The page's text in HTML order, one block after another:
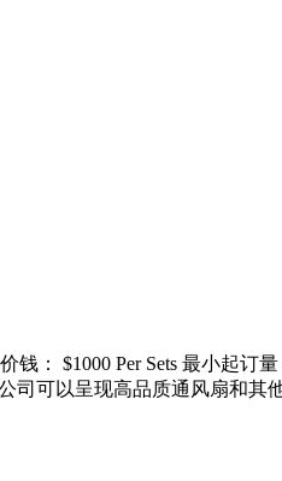
： $1000 Per Sets 最小起
可以呈现高品质通风扇和